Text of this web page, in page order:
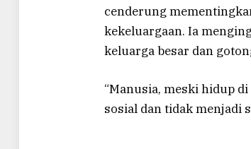
cenderung
kekeluargaan. Ia
keluarga besar dan
“Manusia, meski hidup
sosial dan tidak menjadi